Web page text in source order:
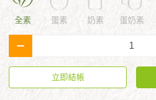
全素 蛋素 奶素 蛋奶素
-
立即結帳